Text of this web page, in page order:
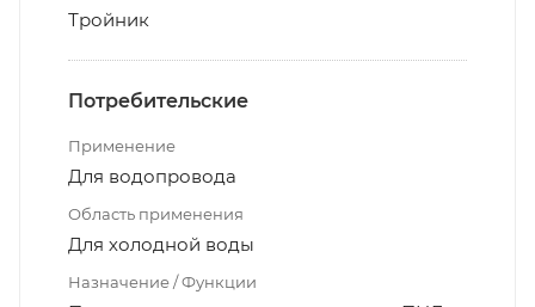
Тройник
Потребительские
Применение
Для водопровода
Область применения
Для холодной воды
Назначение / Функции